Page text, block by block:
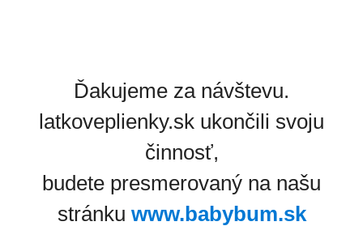
Ďakujeme za návštevu.
latkoveplienky.sk ukončili svoju
činnosť,
budete presmerovaný na našu
stránku www.babybum.sk